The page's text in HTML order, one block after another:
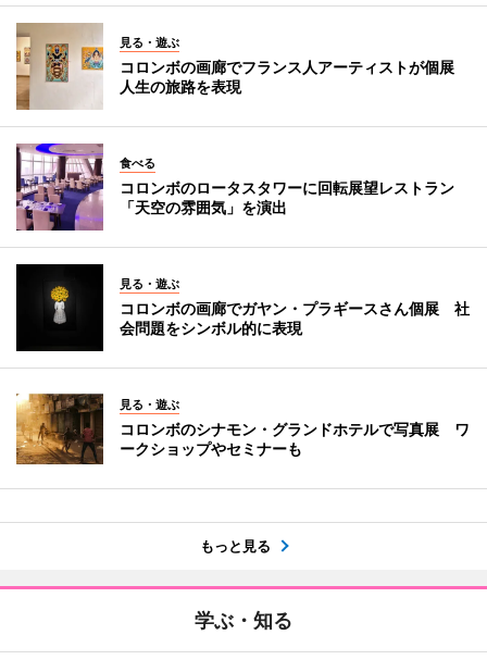
見る・遊ぶ
コロンボの画廊でフランス人アーティストが個展
人生の旅路を表現
食べる
コロンボのロータスタワーに回転展望レストラン
「天空の雰囲気」を演出
見る・遊ぶ
コロンボの画廊でガヤン・プラギースさん個展 社
会問題をシンボル的に表現
見る・遊ぶ
コロンボのシナモン・グランドホテルで写真展 ワ
ークショップやセミナーも
もっと見る
学ぶ・知る